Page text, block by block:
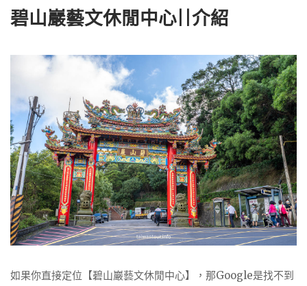
碧山巖藝文休閒中心||介紹
如果你直接定位【碧山巖藝文休閒中心】，那Google是找不到